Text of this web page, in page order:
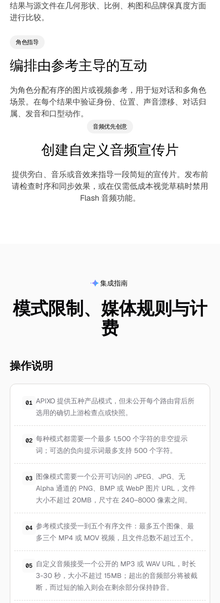
结果与源文件在几何形状、比例、构图和品牌保真度方面
进行比较。
角色指导
编排由参考主导的互动
为角色分配有序的图片或视频参考，用于短对话和多角色
场景。在每个结果中验证身份、位置、声音漂移、对话归
属、发音和口型动作。
音频优先创意
创建自定义音频宣传片
提供旁白、音乐或音效来指导一段简短的宣传片。发布前
请检查时序和同步效果，或在仅需低成本视觉草稿时禁用
Flash 音频功能。
集成指南
模式限制、媒体规则与计
费
操作说明
01 APIXO 提供五种产品模式，但未公开每个路由背后所
选用的确切上游检查点或快照。
02 每种模式都需要一个最多 1,500 个字符的非空提示
词；可选的负向提示词最多支持 500 个字符。
03 图像模式需要一个公开可访问的 JPEG、JPG、无
Alpha 通道的 PNG、BMP 或 WebP 图片 URL，文件
大小不超过 20MB，尺寸在 240–8000 像素之间。
04 参考模式接受一到五个有序文件：最多五个图像、最
多三个 MP4 或 MOV 视频，且文件总数不超过五个。
05 自定义音频接受一个公开的 MP3 或 WAV URL，时长
3-30 秒，大小不超过 15MB；超出的音频部分将被截
断，而过短的输入则会在剩余部分保持静音。